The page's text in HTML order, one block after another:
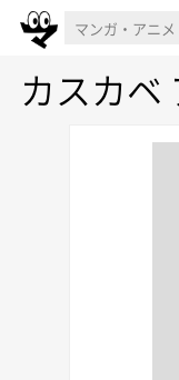
カスカベ